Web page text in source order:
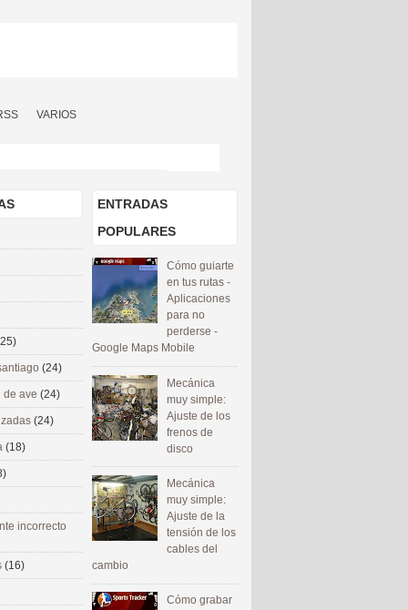
VARIOS
ENTRADAS
POPULARES
Cómo guiarte
en tus rutas -
Aplicaciones
para no
perderse -
Google Maps Mobile
Mecánica
muy simple:
Ajuste de los
frenos de
disco
Mecánica
muy simple:
Ajuste de la
tensión de los
cables del
cambio
Cómo grabar
(24)
de ave (24)
(24)
(18)
incorrecto
(16)